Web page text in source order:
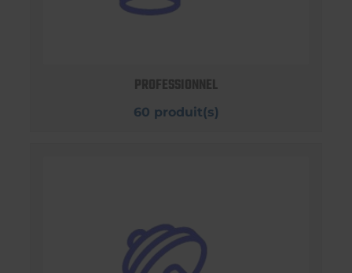
PROFESSIONNEL
60 produit(s)